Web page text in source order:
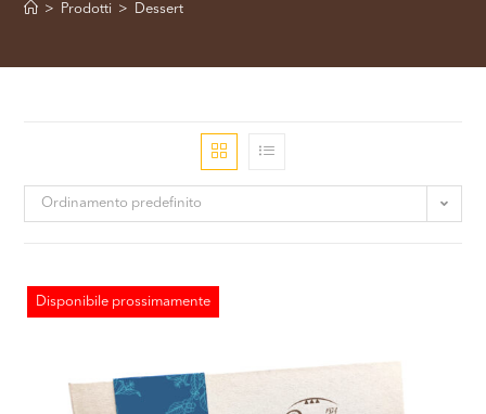
> Prodotti > Dessert
Ordinamento predefinito
Disponibile prossimamente
ESAURITO